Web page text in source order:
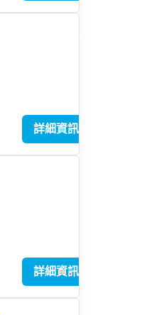
詳細資訊
詳細資訊